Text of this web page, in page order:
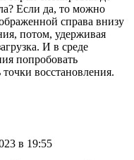
Если да, то можно
справа внизу
потом, удерживая
И в среде
попробовать
точки восстановления.
в 19:55